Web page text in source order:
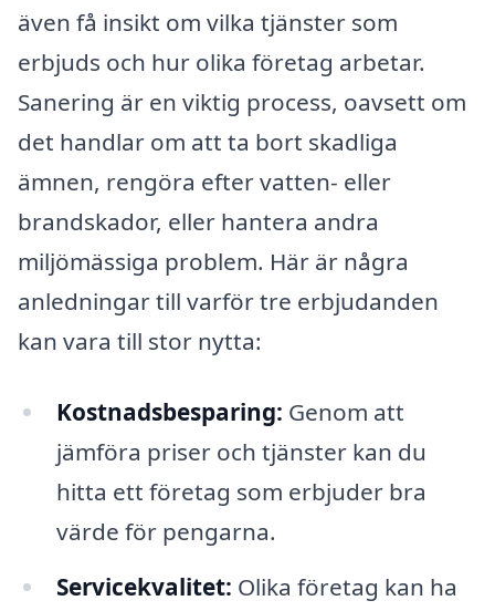
även få insikt om vilka tjänster som
erbjuds och hur olika företag arbetar.
Sanering är en viktig process, oavsett om
det handlar om att ta bort skadliga
ämnen, rengöra efter vatten- eller
brandskador, eller hantera andra
miljömässiga problem. Här är några
anledningar till varför tre erbjudanden
kan vara till stor nytta:
Kostnadsbesparing: Genom att
jämföra priser och tjänster kan du
hitta ett företag som erbjuder bra
värde för pengarna.
Servicekvalitet: Olika företag kan ha